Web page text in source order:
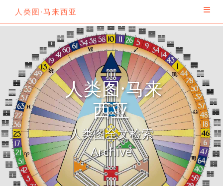
人类图·马来西亚
人类图·马来
西亚
人类图全文检索
Archive